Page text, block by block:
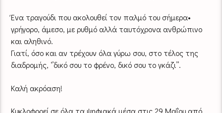
Ένα τραγούδι που ακολουθεί τον παλμό του σήμερα•
γρήγορο, άμεσο, με ρυθμό αλλά ταυτόχρονα ανθρώπινο
και αληθινό.
Γιατί, όσο και αν τρέχουν όλα γύρω σου, στο τέλος της
διαδρομής, ‘’δικό σου το φρένο, δικό σου το γκάζι’’.
Καλή ακρόαση!
Κυκλοφορεί σε όλα τα ψηφιακά μέσα στις 29 Μαΐου από